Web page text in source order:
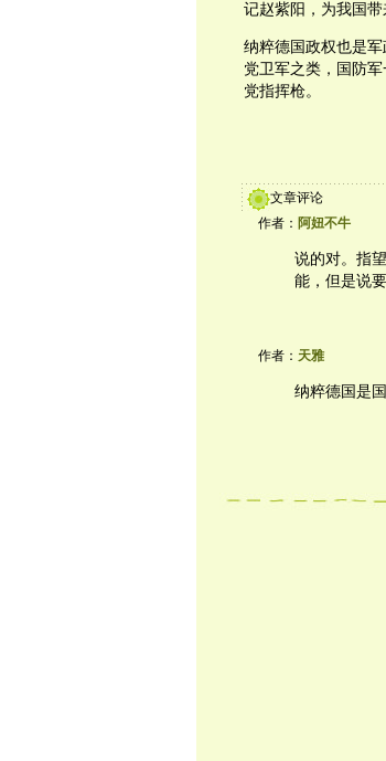
记赵紫阳，为我国
纳粹德国政权也是
党卫军之类，国防
党指挥枪。
文章评论
作者： 阿妞不牛
说的对。指
能，但是说
作者： 天雅
纳粹德国是